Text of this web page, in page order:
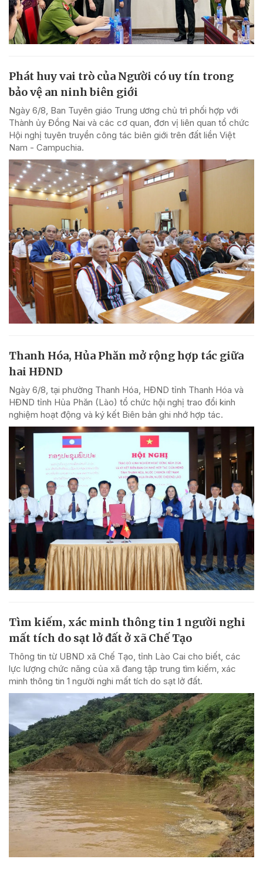
Phát huy vai trò của Người có uy tín trong
bảo vệ an ninh biên giới
Ngày 6/8, Ban Tuyên giáo Trung ương chủ trì phối hợp với
Thành ủy Đồng Nai và các cơ quan, đơn vị liên quan tổ chức
Hội nghị tuyên truyền công tác biên giới trên đất liền Việt
Nam - Campuchia.
Thanh Hóa, Hủa Phăn mở rộng hợp tác giữa
hai HĐND
Ngày 6/8, tại phường Thanh Hóa, HĐND tỉnh Thanh Hóa và
HĐND tỉnh Hủa Phăn (Lào) tổ chức hội nghị trao đổi kinh
nghiệm hoạt động và ký kết Biên bản ghi nhớ hợp tác.
Tìm kiếm, xác minh thông tin 1 người nghi
mất tích do sạt lở đất ở xã Chế Tạo
Thông tin từ UBND xã Chế Tạo, tỉnh Lào Cai cho biết, các
lực lượng chức năng của xã đang tập trung tìm kiếm, xác
minh thông tin 1 người nghi mất tích do sạt lở đất.